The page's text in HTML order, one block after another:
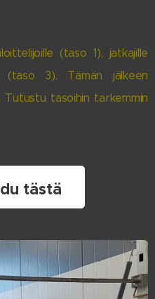
(taso 1), jatkajille
3). Tämän jälkeen
Tutustu tasoihin tarkemmin
tästä